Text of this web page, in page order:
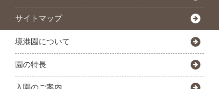
サイトマップ
境港園について
園の特長
入園のご案内